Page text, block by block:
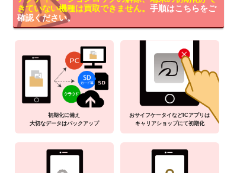
きていない機種は買取できません。 手順はこちらをご
確認ください。
初期化に備え
大切なデータはバックアップ
おサイフケータイなどICアプリは
キャリアショップにて初期化